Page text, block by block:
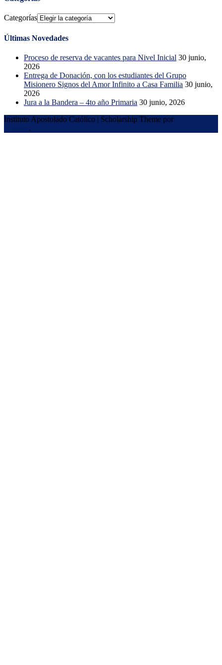
Categorías
Últimas Novedades
Proceso de reserva de vacantes para Nivel Inicial 30 junio,
2026
Entrega de Donación, con los estudiantes del Grupo
Misionero Signos del Amor Infinito a Casa Familia 30 junio,
2026
Jura a la Bandera – 4to año Primaria 30 junio, 2026
Instituto Apostolado Católico | Scholarship Theme por
.